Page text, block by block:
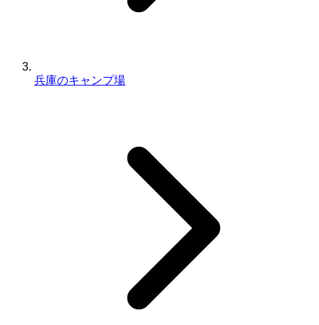
兵庫のキャンプ場